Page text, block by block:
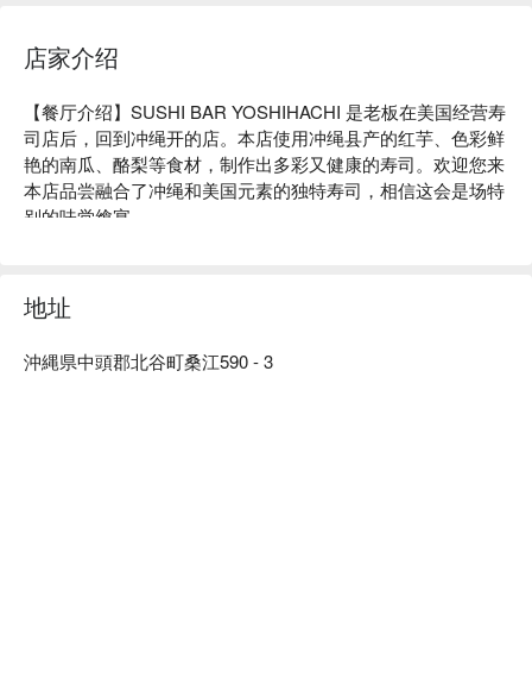
店家介绍
【餐厅介绍】SUSHI BAR YOSHIHACHI 是老板在美国经营寿
司店后，回到冲绳开的店。本店使用冲绳县产的红芋、色彩鲜
艳的南瓜、酪梨等食材，制作出多彩又健康的寿司。欢迎您来
本店品尝融合了冲绳和美国元素的独特寿司，相信这会是场特
别的味觉飨宴。
【口碑好评】Google 4.4 星好评推荐，连前首相安倍也曾来
访！店内装饰着许多老板和Danny Glover、Peter Falk等明星
地址
沖縄県中頭郡北谷町桑江590 - 3